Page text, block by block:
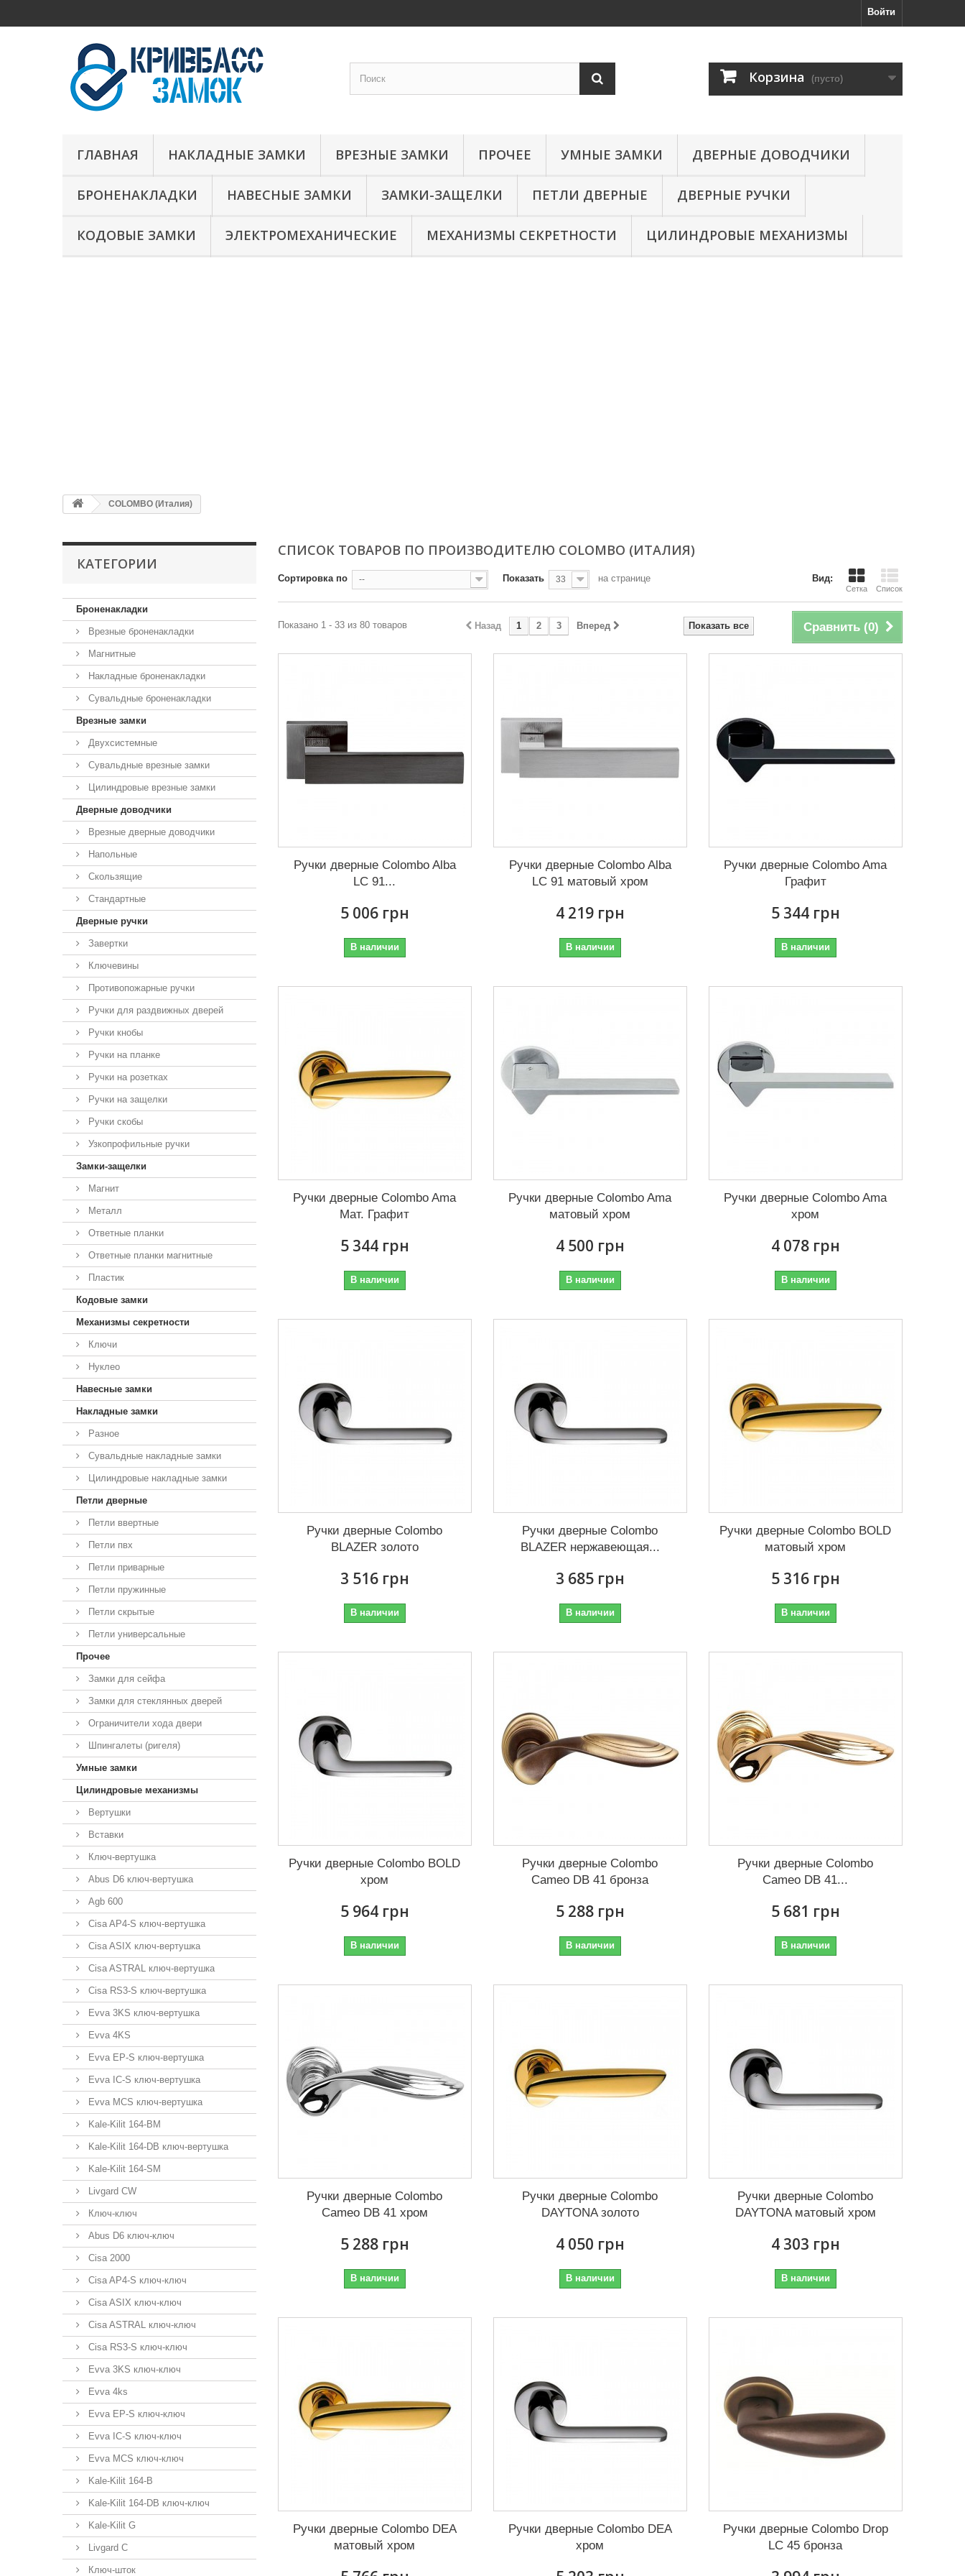
Войти
Корзина (пусто)
ГЛАВНАЯ НАКЛАДНЫЕ ЗАМКИ ВРЕЗНЫЕ ЗАМКИ ПРОЧЕЕ УМНЫЕ ЗАМКИ ДВЕРНЫЕ ДОВОДЧИКИ
БРОНЕНАКЛАДКИ НАВЕСНЫЕ ЗАМКИ ЗАМКИ-ЗАЩЕЛКИ ПЕТЛИ ДВЕРНЫЕ ДВЕРНЫЕ РУЧКИ
КОДОВЫЕ ЗАМКИ ЭЛЕКТРОМЕХАНИЧЕСКИЕ МЕХАНИЗМЫ СЕКРЕТНОСТИ ЦИЛИНДРОВЫЕ МЕХАНИЗМЫ
COLOMBO (Италия)
КАТЕГОРИИ
Броненакладки
Врезные броненакладки
Магнитные
Накладные броненакладки
Сувальдные броненакладки
Врезные замки
Двухсистемные
Сувальдные врезные замки
Цилиндровые врезные замки
Дверные доводчики
Врезные дверные доводчики
Напольные
Скользящие
Стандартные
Дверные ручки
Завертки
Ключевины
Противопожарные ручки
Ручки для раздвижных дверей
Ручки кнобы
Ручки на планке
Ручки на розетках
Ручки на защелки
Ручки скобы
Узкопрофильные ручки
Замки-защелки
Магнит
Металл
Ответные планки
Ответные планки магнитные
Пластик
Кодовые замки
Механизмы секретности
Ключи
Нуклео
Навесные замки
Накладные замки
Разное
Сувальдные накладные замки
Цилиндровые накладные замки
Петли дверные
Петли ввертные
Петли пвх
Петли приварные
Петли пружинные
Петли скрытые
Петли универсальные
Прочее
Замки для сейфа
Замки для стеклянных дверей
Ограничители хода двери
Шпингалеты (ригеля)
Умные замки
Цилиндровые механизмы
Вертушки
Вставки
Ключ-вертушка
Abus D6 ключ-вертушка
Agb 600
Cisa AP4-S ключ-вертушка
Cisa ASIX ключ-вертушка
Cisa ASTRAL ключ-вертушка
Cisa RS3-S ключ-вертушка
Evva 3KS ключ-вертушка
Evva 4KS
Evva EP-S ключ-вертушка
Evva IC-S ключ-вертушка
Evva MCS ключ-вертушка
Kale-Kilit 164-BM
Kale-Kilit 164-DB ключ-вертушка
Kale-Kilit 164-SM
Livgard CW
Ключ-ключ
Abus D6 ключ-ключ
Cisa 2000
Cisa AP4-S ключ-ключ
Cisa ASIX ключ-ключ
Cisa ASTRAL ключ-ключ
Cisa RS3-S ключ-ключ
Evva 3KS ключ-ключ
Evva 4ks
Evva EP-S ключ-ключ
Evva IC-S ключ-ключ
Evva MCS ключ-ключ
Kale-Kilit 164-B
Kale-Kilit 164-DB ключ-ключ
Kale-Kilit G
Livgard C
Ключ-шток
СПИСОК ТОВАРОВ ПО ПРОИЗВОДИТЕЛЮ COLOMBO (ИТАЛИЯ)
Вид:
Сетка Список
Сортировка по -- Показать 33 на странице
Сравнить (0)
Показать все
Назад 1 2 3 Вперед
Показано 1 - 33 из 80 товаров
Ручки дверные Colombo Alba
LC 91...
5 006 грн
В наличии
Ручки дверные Colombo Alba
LC 91 матовый хром
4 219 грн
В наличии
Ручки дверные Colombo Ama
Графит
5 344 грн
В наличии
Ручки дверные Colombo Ama
Мат. Графит
5 344 грн
В наличии
Ручки дверные Colombo Ama
матовый хром
4 500 грн
В наличии
Ручки дверные Colombo Ama
хром
4 078 грн
В наличии
Ручки дверные Colombo
BLAZER золото
3 516 грн
В наличии
Ручки дверные Colombo
BLAZER нержавеющая...
3 685 грн
В наличии
Ручки дверные Colombo BOLD
матовый хром
5 316 грн
В наличии
Ручки дверные Colombo BOLD
хром
5 964 грн
В наличии
Ручки дверные Colombo
Cameo DB 41 бронза
5 288 грн
В наличии
Ручки дверные Colombo
Cameo DB 41...
5 681 грн
В наличии
Ручки дверные Colombo
Cameo DB 41 хром
5 288 грн
В наличии
Ручки дверные Colombo
DAYTONA золото
4 050 грн
В наличии
Ручки дверные Colombo
DAYTONA матовый хром
4 303 грн
В наличии
Ручки дверные Colombo DEA
матовый хром
Ручки дверные Colombo DEA
хром
Ручки дверные Colombo Drop
LC 45 бронза